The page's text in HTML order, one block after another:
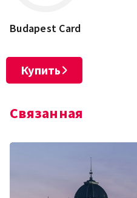
Budapest Card
Купить
Связанная